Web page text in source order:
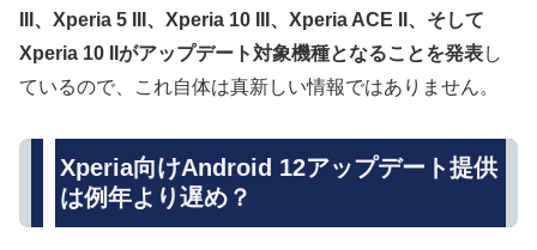
III、Xperia 5 III、Xperia 10 III、Xperia ACE II、そして
Xperia 10 IIがアップデート対象機種となることを発表し
ているので、これ自体は真新しい情報ではありません。
Xperia向けAndroid 12アップデート提供
は例年より遅め？